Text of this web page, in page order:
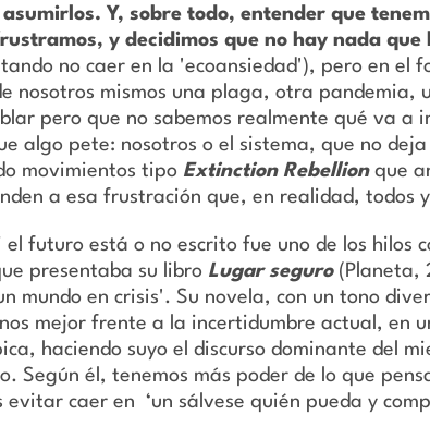
Y, sobre todo, entender que
y decidimos que no hay nada que
no caer en la 'ecoansiedad'), pero en el
nosotros mismos una plaga, otra
pero que no sabemos realmente qué va a
algo pete: nosotros o el sistema, que no
movimientos tipo Extinction Rebellionque
a esa frustración que, en realidad, todos
futuro está o no escrito fue uno de los hilos
presentaba su libro Lugar seguro (Planeta,
mundo en crisis'. Su novela, con un tono
mejor frente a la incertidumbre actual, en
haciendo suyo el discurso dominante del
Según él, tenemos más poder de lo que
evitar caer en ‘un sálvese quién pueda y